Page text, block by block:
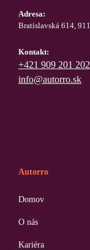
Adresa:
Bratislavská 614,
Kontakt:
+421 909 201 202
info@autorro.sk
Autorro
Domov
O nás
Kariéra